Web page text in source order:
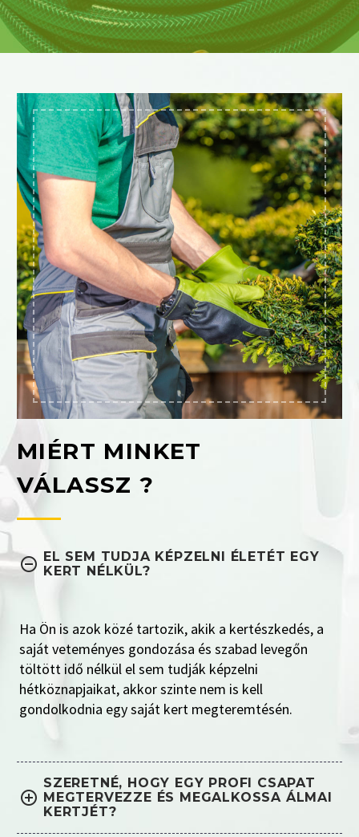
MIÉRT MINKET
VÁLASSZ ?
EL SEM TUDJA KÉPZELNI ÉLETÉT EGY
KERT NÉLKÜL?
Ha Ön is azok közé tartozik, akik a kertészkedés, a
saját veteményes gondozása és szabad levegőn
töltött idő nélkül el sem tudják képzelni
hétköznapjaikat, akkor szinte nem is kell
gondolkodnia egy saját kert megteremtésén.
SZERETNÉ, HOGY EGY PROFI CSAPAT
MEGTERVEZZE ÉS MEGALKOSSA ÁLMAI
KERTJÉT?